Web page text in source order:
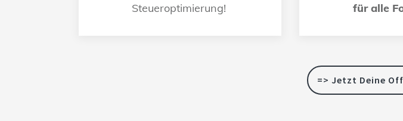
Steueroptimierung!
für alle
=> Jetzt Deine